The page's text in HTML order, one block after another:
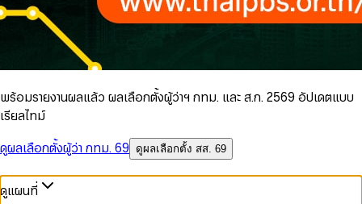
พร้อมรายงานผลแล้ว ผลเลือกตั้งผู้ว่าฯ กทม. และ ส.ก. 2569 อัปเดตแบบ
เรียลไทม์
ดูผลเลือกตั้งผู้ว่า กทม. 69
ดูผลเลือกตั้ง สส. 69
ดูแผนที่